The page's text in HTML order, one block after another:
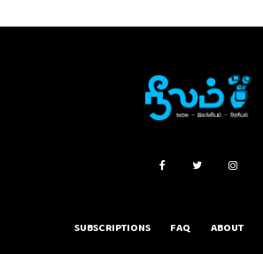
SUBSCRIPTIONS FAQ ABOUT